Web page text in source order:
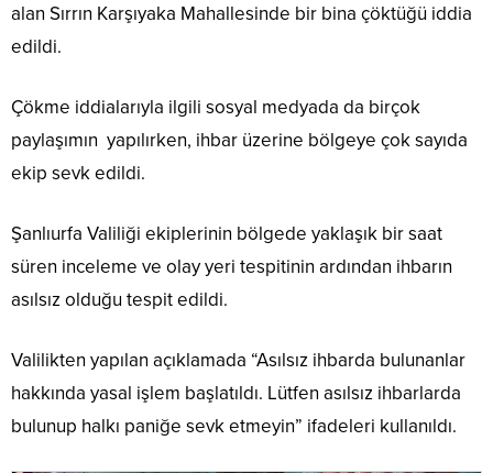
alan Sırrın Karşıyaka Mahallesinde bir bina çöktüğü iddia
edildi.
Çökme iddialarıyla ilgili sosyal medyada da birçok
paylaşımın yapılırken, ihbar üzerine bölgeye çok sayıda
ekip sevk edildi.
Şanlıurfa Valiliği ekiplerinin bölgede yaklaşık bir saat
süren inceleme ve olay yeri tespitinin ardından ihbarın
asılsız olduğu tespit edildi.
Valilikten yapılan açıklamada “Asılsız ihbarda bulunanlar
hakkında yasal işlem başlatıldı. Lütfen asılsız ihbarlarda
bulunup halkı paniğe sevk etmeyin” ifadeleri kullanıldı.